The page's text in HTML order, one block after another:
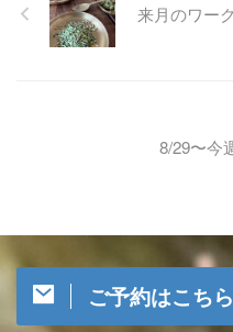
来月のワー
8/29〜今
ご予約はこちら